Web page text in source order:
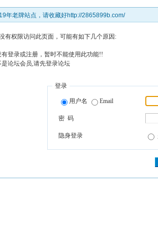
年老牌站点，请收藏好http://2865899b.com/
有权限访问此页面，可能有如下几个原因:
有登录或注册，暂时不能使用此功能!!
是论坛会员,请先登录论坛
登录
用户名 Email
密 码
隐身登录